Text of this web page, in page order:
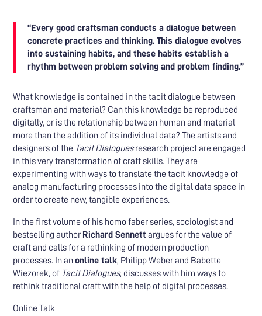
“Every good craftsman conducts a dialogue between
concrete practices and thinking. This dialogue evolves
into sustaining habits, and these habits establish a
rhythm between problem solving and problem finding.”
What knowledge is contained in the tacit dialogue between
craftsman and material? Can this knowledge be reproduced
digitally, or is the relationship between human and material
more than the addition of its individual data? The artists and
designers of the Tacit Dialoguesresearch project are engaged
in this very transformation of craft skills. They are
experimenting with ways to translate the tacit knowledge of
analog manufacturing processes into the digital data space in
order to create new, tangible experiences.
In the first volume of his homo faber series, sociologist and
bestselling author Richard Sennettargues for the value of
craft and calls for a rethinking of modern production
processes. In anonline talk, Philipp Weber and Babette
Wiezorek, of Tacit Dialogues, discusses with him ways to
rethink traditional craft with the help of digital processes.
Online Talk